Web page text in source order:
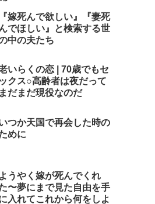
『嫁死んで欲しい』『妻死
んでほしい』と検索する世
中の夫たち
いらくの恋 | 70歳でもセ
ックス○高齢者は夜だって
まだまだ現役なのだ
つか天国で再会した時の
めに
ようやく嫁が死んでくれ
〜夢にまで見た自由を手
入れてこれから何をしよ